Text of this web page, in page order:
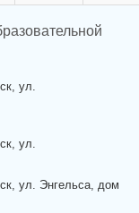
ул.
ул.
ул. Энгельса, дом